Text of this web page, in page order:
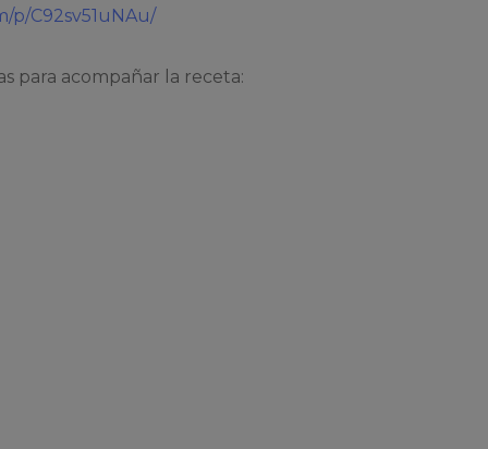
p/C92sv51uNAu/
para acompañar la receta: